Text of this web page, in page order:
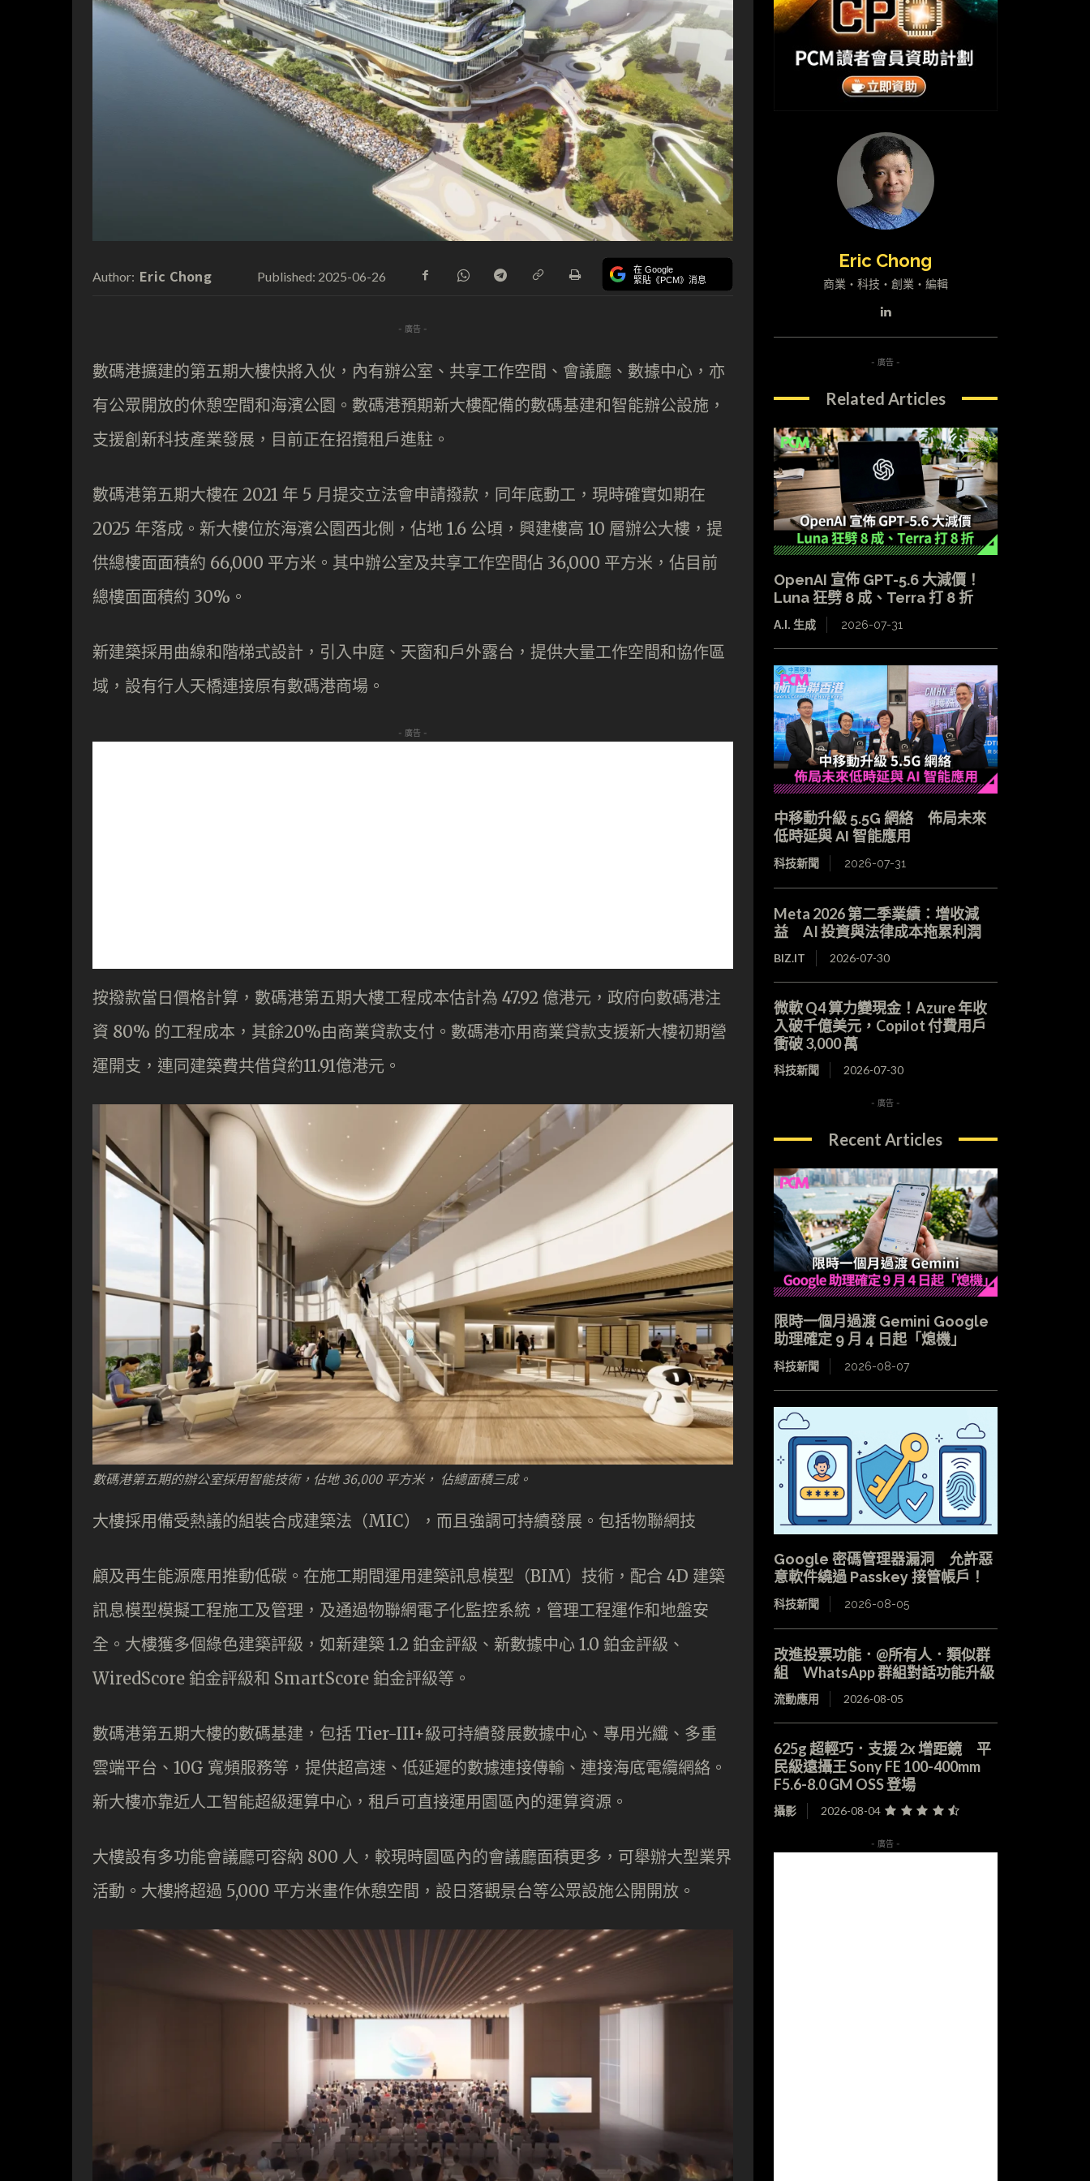
Author: Eric Chong Published: 2025-06-26 在 Google
緊貼《PCM》消息
- 廣告 -
數碼港擴建的第五期大樓快將入伙，內有辦公室、共享工作空間、會議廳、數據中心，亦
有公眾開放的休憩空間和海濱公園。數碼港預期新大樓配備的數碼基建和智能辦公設施，
支援創新科技產業發展，目前正在招攬租戶進駐。
數碼港第五期大樓在 2021 年 5 月提交立法會申請撥款，同年底動工，現時確實如期在
2025 年落成。新大樓位於海濱公園西北側，佔地 1.6 公頃，興建樓高 10 層辦公大樓，提
供總樓面面積約 66,000 平方米。其中辦公室及共享工作空間佔 36,000 平方米，佔目前
總樓面面積約 30%。
新建築採用曲線和階梯式設計，引入中庭、天窗和戶外露台，提供大量工作空間和協作區
域，設有行人天橋連接原有數碼港商場。
- 廣告 -
按撥款當日價格計算，數碼港第五期大樓工程成本估計為 47.92 億港元，政府向數碼港注
資 80% 的工程成本，其餘20%由商業貸款支付。數碼港亦用商業貸款支援新大樓初期營
運開支，連同建築費共借貸約11.91億港元。
數碼港第五期的辦公室採用智能技術，佔地 36,000 平方米， 佔總面積三成。
大樓採用備受熱議的組裝合成建築法（MIC），而且強調可持續發展。包括物聯網技
顧及再生能源應用推動低碳。在施工期間運用建築訊息模型（BIM）技術，配合 4D 建築
訊息模型模擬工程施工及管理，及通過物聯網電子化監控系統，管理工程運作和地盤安
全。大樓獲多個綠色建築評級，如新建築 1.2 鉑金評級、新數據中心 1.0 鉑金評級、
WiredScore 鉑金評級和 SmartScore 鉑金評級等。
數碼港第五期大樓的數碼基建，包括 Tier-III+級可持續發展數據中心、專用光纖、多重
雲端平台、10G 寬頻服務等，提供超高速、低延遲的數據連接傳輸、連接海底電纜網絡。
新大樓亦靠近人工智能超級運算中心，租戶可直接運用園區內的運算資源。
大樓設有多功能會議廳可容納 800 人，較現時園區內的會議廳面積更多，可舉辦大型業界
活動。大樓將超過 5,000 平方米畫作休憩空間，設日落觀景台等公眾設施公開開放。
Eric Chong
商業・科技・創業・編輯
- 廣告 -
Related Articles
OpenAI 宣佈 GPT-5.6 大減價！
Luna 狂劈 8 成、Terra 打 8 折
A.I. 生成 2026-07-31
中移動升級 5.5G 網絡 佈局未來
低時延與 AI 智能應用
科技新聞 2026-07-31
Meta 2026 第二季業績：增收減
益 AI 投資與法律成本拖累利潤
BIZ.IT 2026-07-30
微軟 Q4 算力變現金！Azure 年收
入破千億美元，Copilot 付費用戶
衝破 3,000 萬
科技新聞 2026-07-30
- 廣告 -
Recent Articles
限時一個月過渡 Gemini Google
助理確定 9 月 4 日起「熄機」
科技新聞 2026-08-07
Google 密碼管理器漏洞 允許惡
意軟件繞過 Passkey 接管帳戶！
科技新聞 2026-08-05
改進投票功能．@所有人．類似群
組 WhatsApp 群組對話功能升級
流動應用 2026-08-05
625g 超輕巧．支援 2x 增距鏡 平
民級遠攝王 Sony FE 100-400mm
F5.6-8.0 GM OSS 登場
攝影 2026-08-04
- 廣告 -